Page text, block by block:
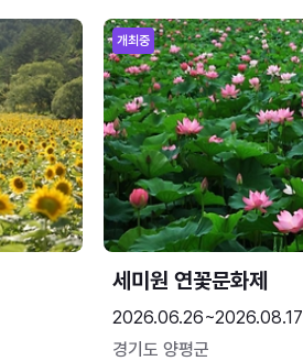
개최중
세미원 연꽃문화제
2026.06.26~2026.08.17
경기도 양평군